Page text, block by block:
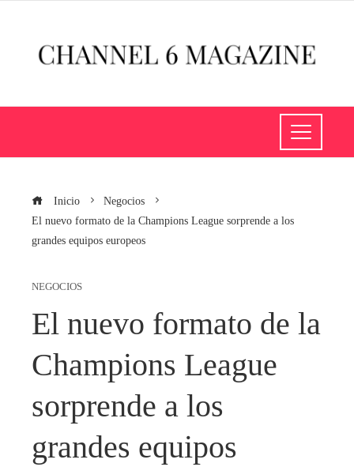
Inicio
Negocios
El nuevo formato de la Champions League sorprende a los
grandes equipos europeos
NEGOCIOS
El nuevo formato de la
Champions League
sorprende a los
grandes equipos